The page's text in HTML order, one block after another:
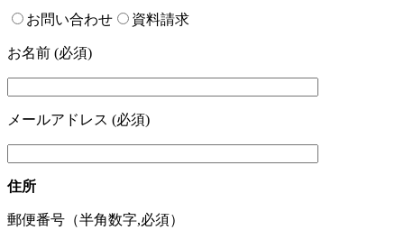
お問い合わせ 資料請求
お名前 (必須)
メールアドレス (必須)
住所
郵便番号（半角数字,必須）